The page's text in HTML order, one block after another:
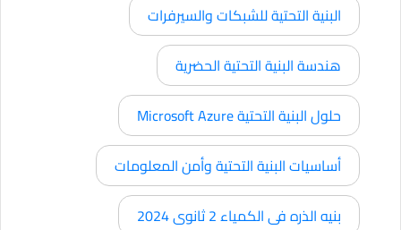
البنية التحتية للشبكات والسيرفرات
هندسة البنية التحتية الحضرية
حلول البنية التحتية Microsoft Azure
أساسيات البنية التحتية وأمن المعلومات
بنيه الذره فى الكمياء 2 ثانوى 2024